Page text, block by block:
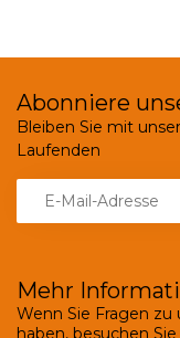
Mehr
Wenn Sie Fragen
haben, besuchen
Abonniere
Bleiben Sie mit
Laufenden